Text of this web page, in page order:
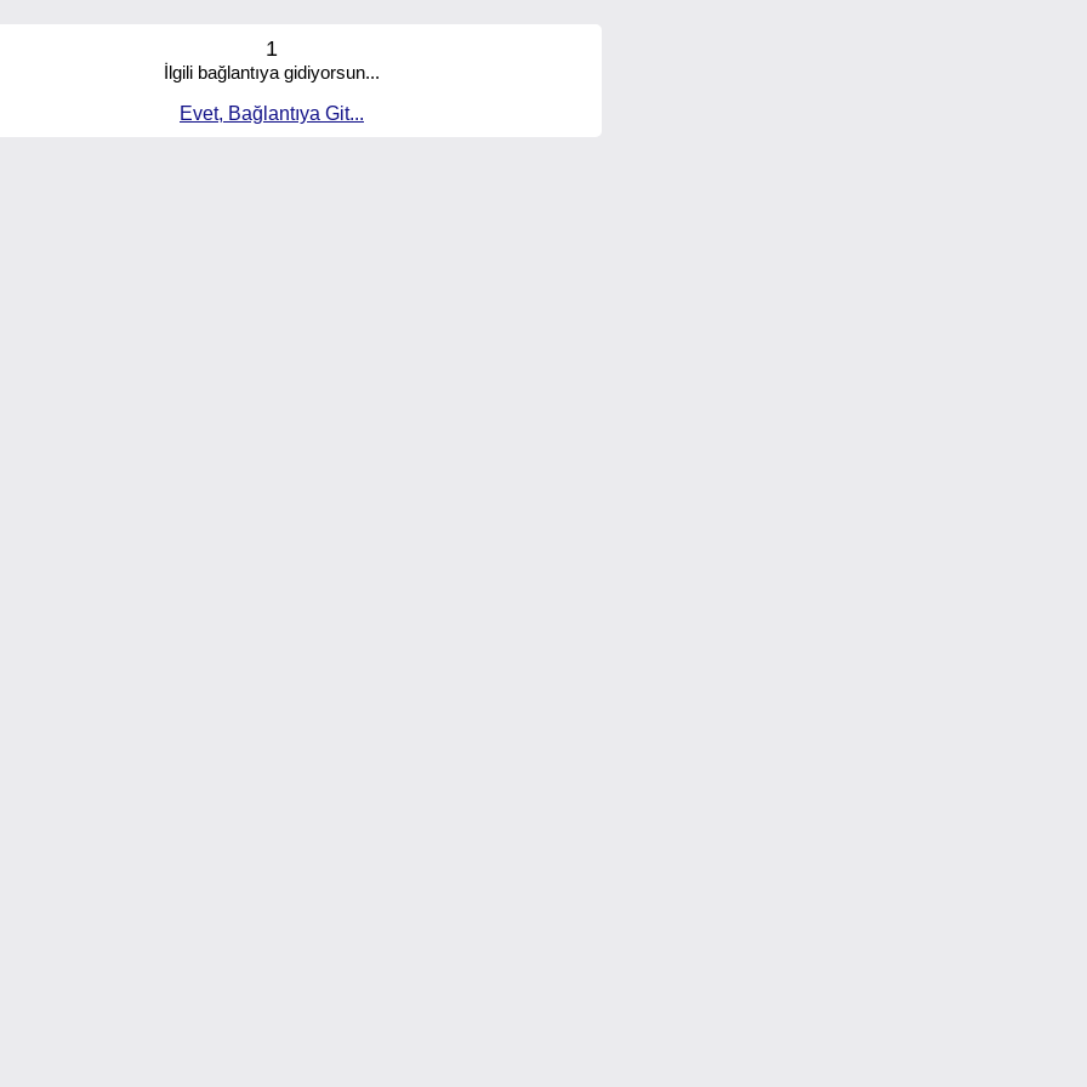
1
İlgili bağlantıya gidiyorsun...
Evet, Bağlantıya Git...